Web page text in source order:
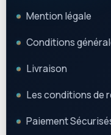
Mention légale
Conditions
Livraison
Les conditions de
Paiement